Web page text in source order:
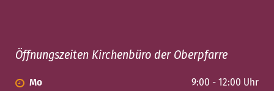
Öffnungszeiten Kirchenbüro der Oberpfarre
Mo 9:00 - 12:00 Uhr